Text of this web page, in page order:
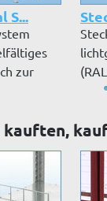
S...
zur
kauften,